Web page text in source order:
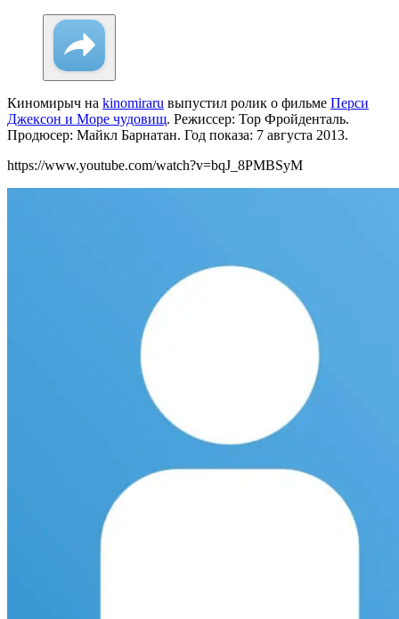
Киномирыч на kinomiraru выпустил ролик о фильме Перси
Джексон и Море чудовищ. Режиссер: Тор Фройденталь.
Продюсер: Майкл Барнатан. Год показа: 7 августа 2013.
https://www.youtube.com/watch?v=bqJ_8PMBSyM